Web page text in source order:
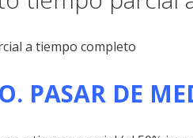
PASAR DE